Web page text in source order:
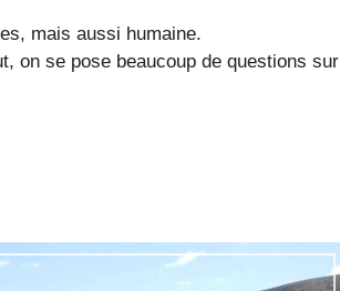
mais aussi humaine.
on se pose beaucoup de questions sur